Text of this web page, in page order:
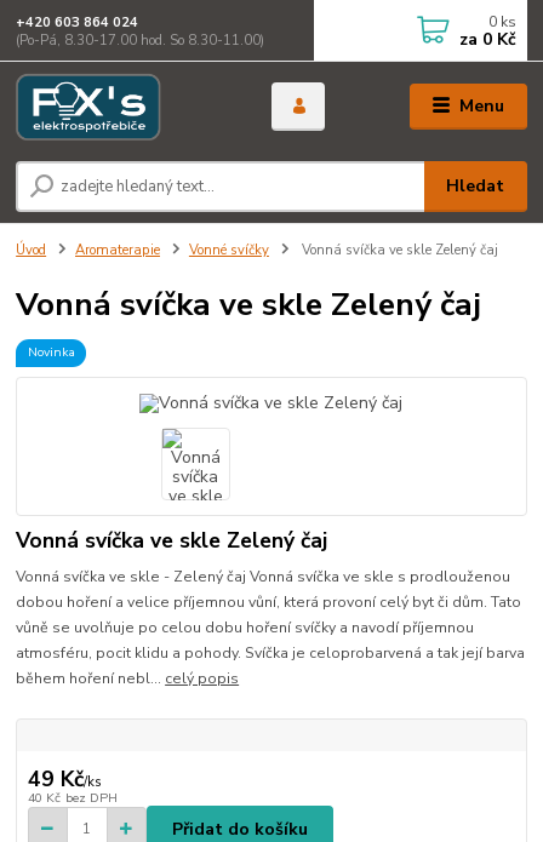
Menu
Hledat
+420 603 864 024
(Po-Pá, 8.30-17.00 hod. So 8.30-11.00)
0 ks
za 0 Kč
Úvod Aromaterapie Vonné svíčky Vonná svíčka ve skle Zelený čaj
Vonná svíčka ve skle Zelený čaj
Novinka
Vonná svíčka ve skle Zelený čaj
Vonná svíčka ve skle - Zelený čaj Vonná svíčka ve skle s prodlouženou
dobou hoření a velice příjemnou vůní, která provoní celý byt či dům. Tato
vůně se uvolňuje po celou dobu hoření svíčky a navodí příjemnou
atmosféru, pocit klidu a pohody. Svíčka je celoprobarvená a tak její barva
během hoření nebl... celý popis
49 Kč/ks
40 Kč bez DPH
Přidat do košíku